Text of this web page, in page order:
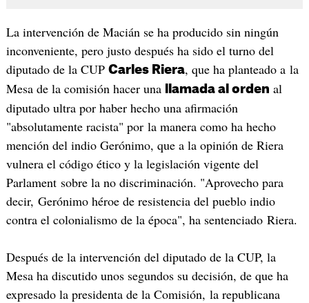
La intervención de Macián se ha producido sin ningún
inconveniente, pero justo después ha sido el turno del
diputado de la CUP Carles Riera, que ha planteado a la
Mesa de la comisión hacer una
llamada al orden al
diputado ultra por haber hecho una afirmación
"absolutamente racista" por la manera como ha hecho
mención del indio Gerónimo, que a la opinión de Riera
vulnera el código ético y la legislación vigente del
Parlament sobre la no discriminación. "Aprovecho para
decir, Gerónimo héroe de resistencia del pueblo indio
contra el colonialismo de la época", ha sentenciado Riera.
Después de la intervención del diputado de la CUP, la
Mesa ha discutido unos segundos su decisión, de que ha
expresado la presidenta de la Comisión, la republicana